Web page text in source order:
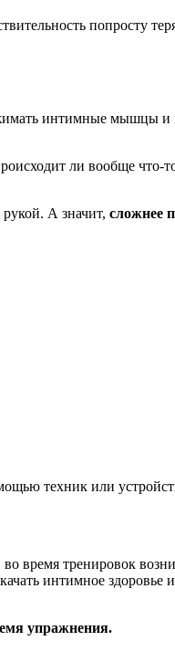
попросту
интимные мышцы и
ли вообще
А значит, сложнее
техник или
во время тренировок
интимное здоровье
упражнения.